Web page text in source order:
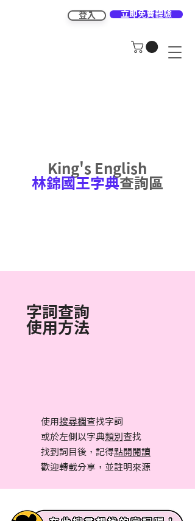
登入 立即免費體驗
King's English
林錦國王字典查詢區
字詞查詢
使用方法
使用搜尋欄查找字詞
或於左側以字典類別 查找
找到詞目後，記得點開閱讀
​歡迎轉載分享，並註明來源